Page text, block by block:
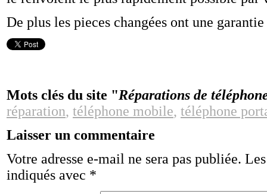
De plus les pieces changées ont une
Mots clés du site "Réparations de
réparation, téléphone mobile, téléphone
Laisser un commentaire
Votre adresse e-mail ne sera pas publiée.
indiqués avec *